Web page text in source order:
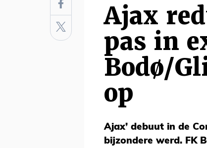
Ajax
pas in
Bodø/
op
Ajax’ debuut in de
bijzondere werd. FK